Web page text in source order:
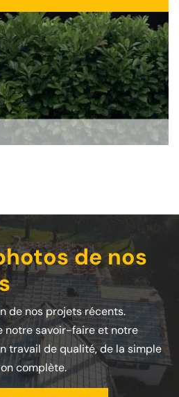
de nos
de nos projets récents.
notre savoir-faire et notre
travail de qualité, de la simple
complète.